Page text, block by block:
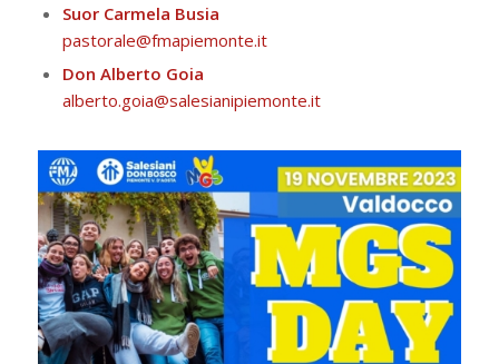
Suor Carmela Busia
pastorale@fmapiemonte.it
Don Alberto Goia
alberto.goia@salesianipiemonte.it